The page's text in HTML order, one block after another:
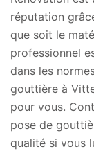
réputation
que soit le
professionnel
dans les
gouttière à
pour vous.
pose de
qualité si vous